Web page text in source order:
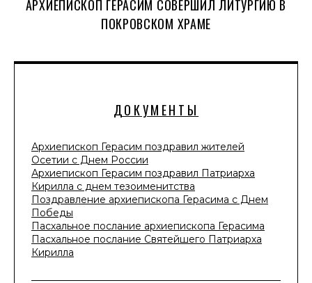
ДОКУМЕНТЫ
Архиепископ Герасим поздравил жителей
Осетии с Днем России
Архиепископ Герасим поздравил Патриарха
Кирилла с днем тезоименитства
Поздравление архиепископа Герасима с Днем
Победы
Пасхальное послание архиепископа Герасима
Пасхальное послание Святейшего Патриарха
Кирилла
АРХИЕПИСКОП ГЕРАСИМ СОВЕРШИЛ ЛИТУРГИЮ В
ПОКРОВСКОМ ХРАМЕ